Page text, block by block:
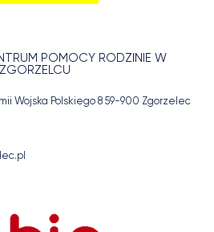
POMOCY RODZINIE W
ZGORZELCU
Wojska Polskiego 8 59-900 Zgorzelec